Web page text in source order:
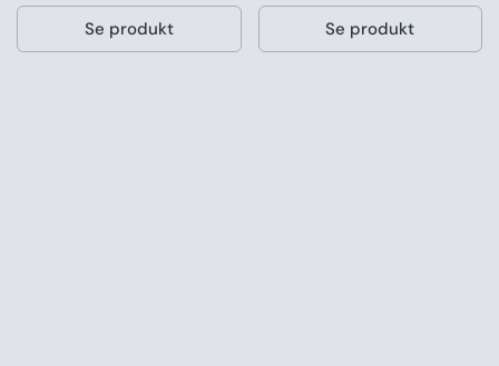
Se produkt Se produkt